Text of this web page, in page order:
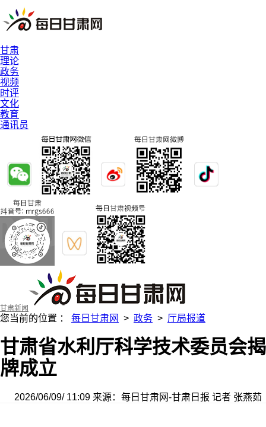
甘肃
理论
政务
视频
时评
文化
教育
通讯员
甘肃新闻
您当前的位置 ： 每日甘肃网 > 政务 > 厅局报道
甘肃省水利厅科学技术委员会揭
牌成立
2026/06/09/ 11:09 来源：每日甘肃网-甘肃日报 记者 张燕茹